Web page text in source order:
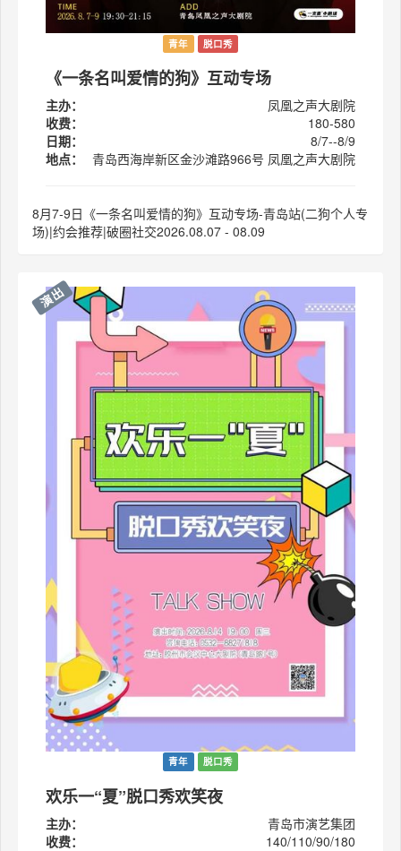
青年 脱口秀
《一条名叫爱情的狗》互动专场
主办：
凤凰之声大剧院
收费：
180-580
日期：
8/7--8/9
地点：
青岛西海岸新区金沙滩路966号 凤凰之声大剧院
8月7-9日《一条名叫爱情的狗》互动专场-青岛站(二狗个人专
场)|约会推荐|破圈社交2026.08.07 - 08.09
演出
青年 脱口秀
欢乐一“夏”脱口秀欢笑夜
主办：
青岛市演艺集团
收费：
140/110/90/180